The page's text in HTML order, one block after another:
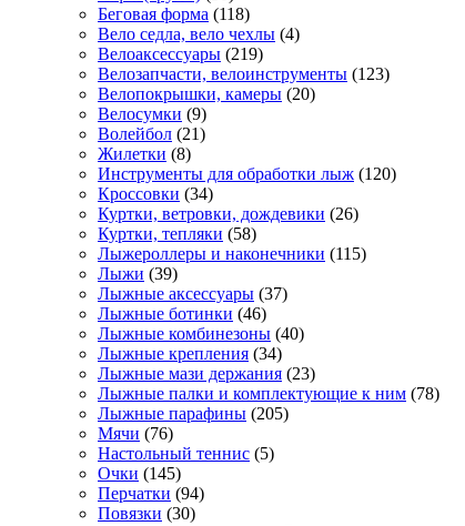
Беговая форма (118)
Вело седла, вело чехлы (4)
Велоаксессуары (219)
Велозапчасти, велоинструменты (123)
Велопокрышки, камеры (20)
Велосумки (9)
Волейбол (21)
Жилетки (8)
Инструменты для обработки лыж (120)
Кроссовки (34)
Куртки, ветровки, дождевики (26)
Куртки, тепляки (58)
Лыжероллеры и наконечники (115)
Лыжи (39)
Лыжные аксессуары (37)
Лыжные ботинки (46)
Лыжные комбинезоны (40)
Лыжные крепления (34)
Лыжные мази держания (23)
Лыжные палки и комплектующие к ним (78)
Лыжные парафины (205)
Мячи (76)
Настольный теннис (5)
Очки (145)
Перчатки (94)
Повязки (30)